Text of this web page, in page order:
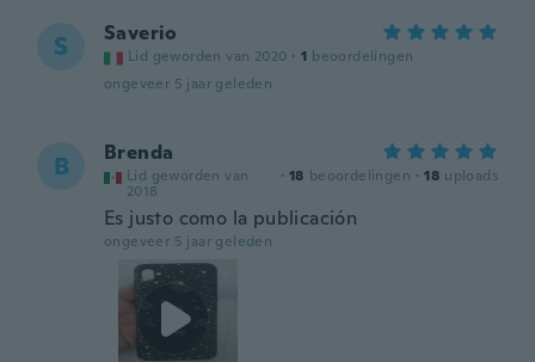
S Saverio
Lid geworden van 2020 · 1 beoordelingen
ongeveer 5 jaar geleden
B Brenda
Lid geworden van
2018
· 18 beoordelingen · 18 uploads
Es justo como la publicación
ongeveer 5 jaar geleden